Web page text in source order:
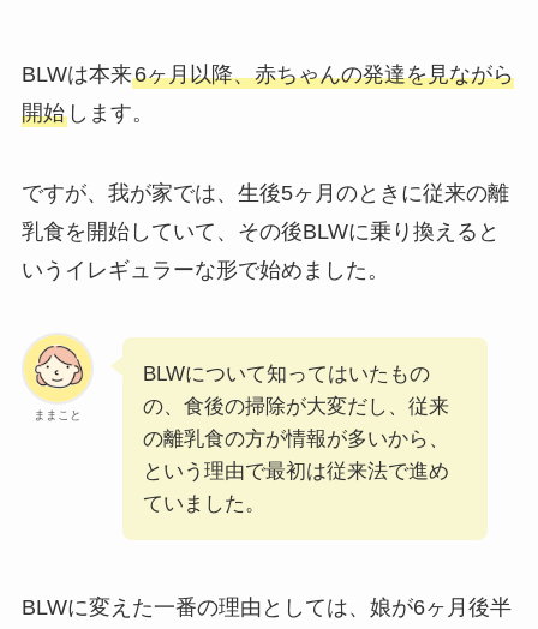
BLWは本来6ヶ月以降、赤ちゃんの発達を見ながら
開始します。
ですが、我が家では、生後5ヶ月のときに従来の離
乳食を開始していて、その後BLWに乗り換えると
いうイレギュラーな形で始めました。
ままこと
BLWについて知ってはいたもの
の、食後の掃除が大変だし、従来
の離乳食の方が情報が多いから、
という理由で最初は従来法で進め
ていました。
BLWに変えた一番の理由としては、娘が6ヶ月後半